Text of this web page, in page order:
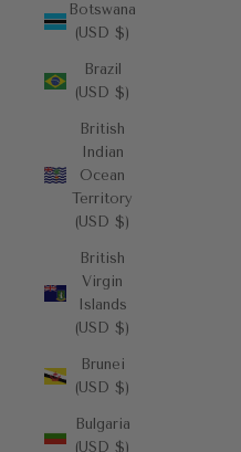
Botswana
(USD $)
Brazil
(USD $)
British
Indian
Ocean
Territory
(USD $)
British
Virgin
Islands
(USD $)
Brunei
(USD $)
Bulgaria
(USD $)